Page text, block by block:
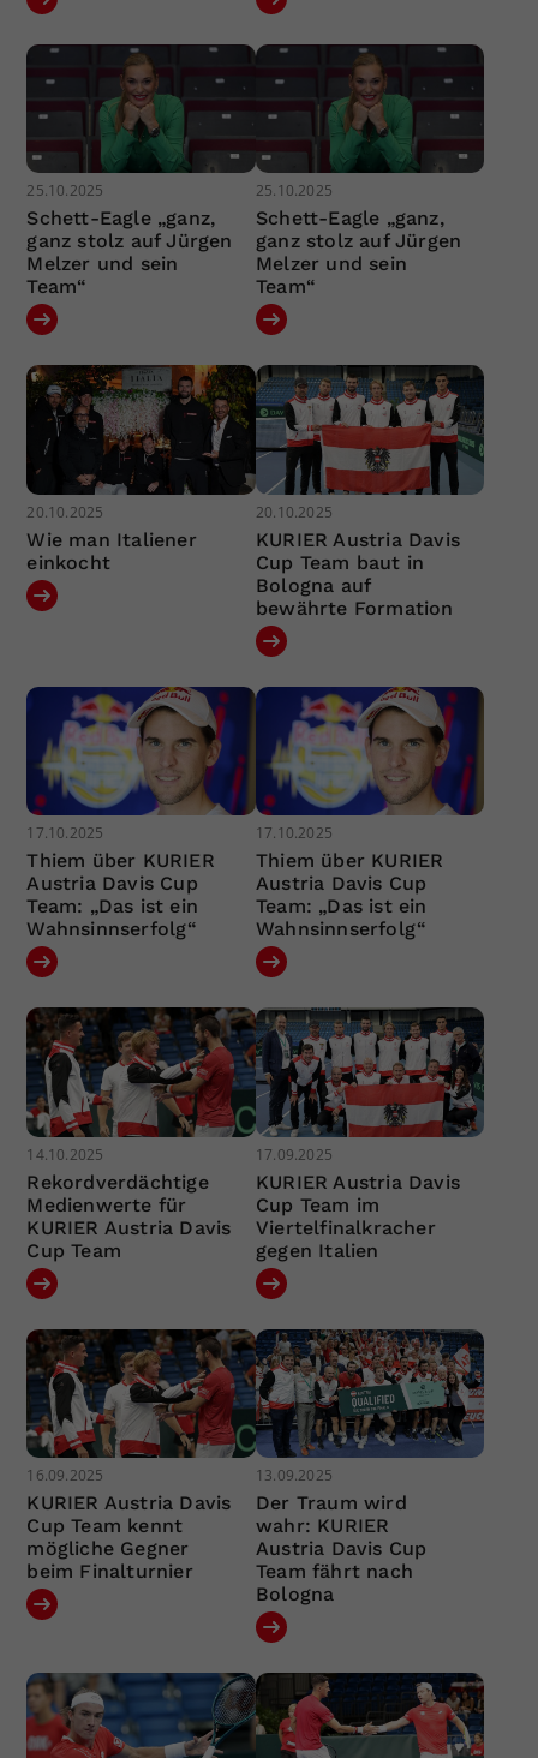
25.10.2025
Schett-Eagle „ganz,
ganz stolz auf Jürgen
Melzer und sein
Team“
25.10.2025
Schett-Eagle „ganz,
ganz stolz auf Jürgen
Melzer und sein
Team“
20.10.2025
Wie man Italiener
einkocht
20.10.2025
KURIER Austria Davis
Cup Team baut in
Bologna auf
bewährte Formation
17.10.2025
Thiem über KURIER
Austria Davis Cup
Team: „Das ist ein
Wahnsinnserfolg“
17.10.2025
Thiem über KURIER
Austria Davis Cup
Team: „Das ist ein
Wahnsinnserfolg“
14.10.2025
Rekordverdächtige
Medienwerte für
KURIER Austria Davis
Cup Team
17.09.2025
KURIER Austria Davis
Cup Team im
Viertelfinalkracher
gegen Italien
16.09.2025
KURIER Austria Davis
Cup Team kennt
mögliche Gegner
beim Finalturnier
13.09.2025
Der Traum wird
wahr: KURIER
Austria Davis Cup
Team fährt nach
Bologna